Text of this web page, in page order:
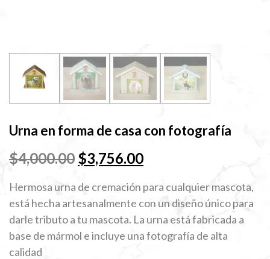
Urna en forma de casa con fotografía
$4,000.00 El
precio
original
era:
$4,000.00.
$3,756.00El
precio
actual
es:
$3,756.00.
Hermosa urna de cremación para cualquier mascota,
está hecha artesanalmente con un diseño único para
darle tributo a tu mascota. La urna está fabricada a
base de mármol e incluye una fotografía de alta
calidad